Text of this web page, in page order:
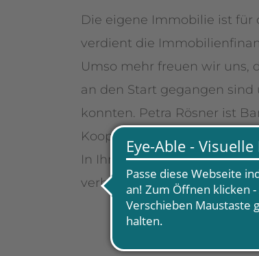
Die eigene Immobilie ist für
verdient die
Umso mehr freuen wir uns,
an den Start gegangen
konnten. Petra Rösner ist
Kooperationspartnerin für
In Ihrer Beratung stellt
verhandelt mit viel